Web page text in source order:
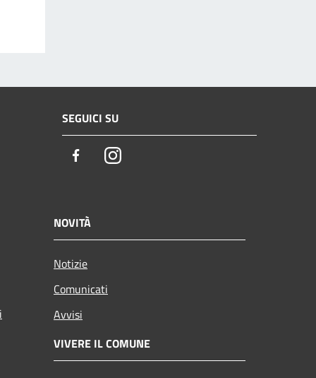
SEGUICI SU
FacebookInstagram
NOVITÀ
Notizie
Comunicati
Avvisi
VIVERE IL COMUNE